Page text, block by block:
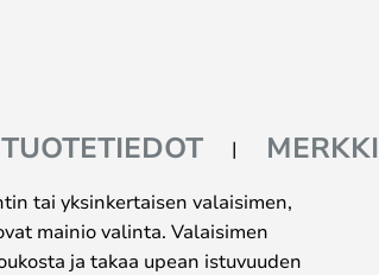
TUOTETIEDOT MERKKI
tai yksinkertaisen valaisimen,
mainio valinta. Valaisimen
ja takaa upean istuvuuden